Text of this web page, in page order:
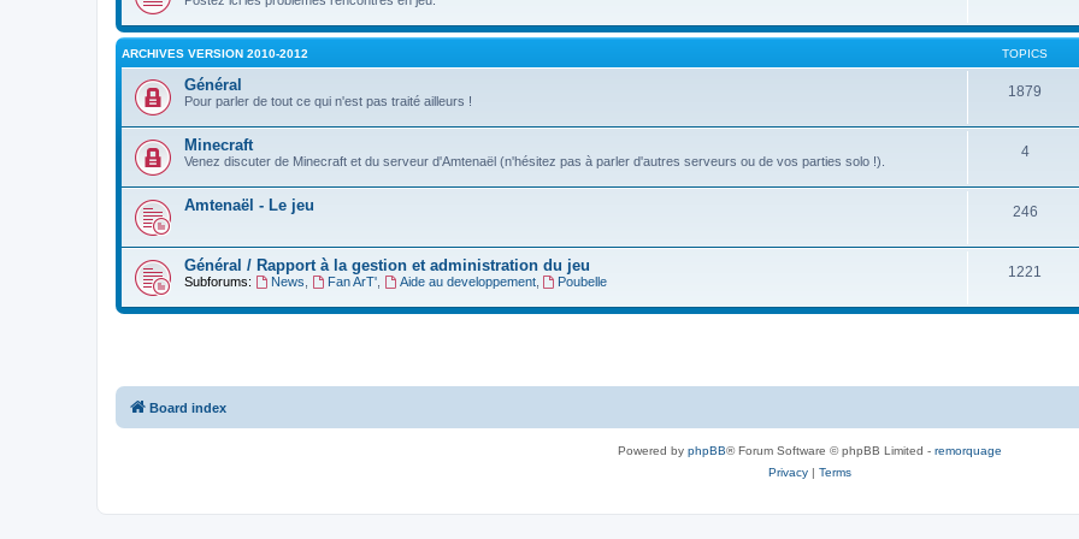
ARCHIVES VERSION 2010-2012 TOPICS
Général
Pour parler de tout ce qui n'est pas traité ailleurs !
1879
Minecraft
Venez discuter de Minecraft et du serveur d'Amtenaël (n'hésitez pas à parler d'autres serveurs ou de vos parties solo !).
4
Amtenaël - Le jeu 246
Général / Rapport à la gestion et administration du jeu
Subforums: News Fan ArT', Aide au developpement, Poubelle
1221
Board index
Powered by phpBB® Forum Software © phpBB Limited - remorquage
Privacy| Terms